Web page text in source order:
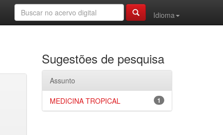
Idioma
Sugestões de pesquisa
Assunto
1
MEDICINA TROPICAL